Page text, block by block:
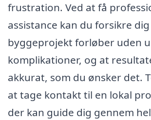
frustration. Ved at få
assistance kan du forsikre
byggeprojekt forløber uden
komplikationer, og at
akkurat, som du ønsker det.
at tage kontakt til en lokal
der kan guide dig gennem